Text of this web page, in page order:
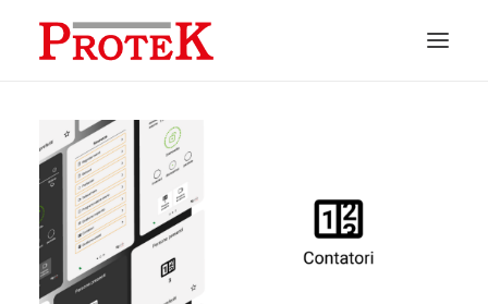
HOME
CHI SIAMO
SOLUZIONI
NEWS
CONTATTI